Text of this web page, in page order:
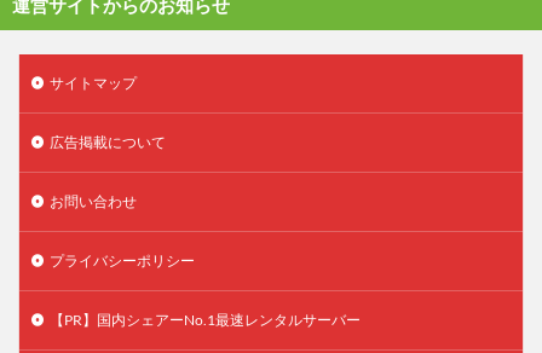
運営サイトからのお知らせ
サイトマップ
広告掲載について
お問い合わせ
プライバシーポリシー
【PR】国内シェアーNo.1最速レンタルサーバー